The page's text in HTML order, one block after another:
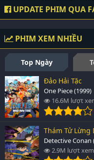
UPDATE PHIM QUA
PHIM XEM NHIỀU
Top Ngày
Đảo Hải Tặc
One Piece (1999)
16.6M lượt
Thám Tử Lừng
Detective Conan
2.9M lượt xem